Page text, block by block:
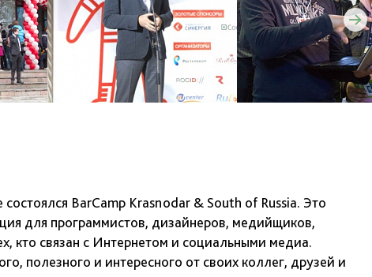
BarCamp Krasnodar & South of Russia. Это
для программистов, дизайнеров, медийщиков,
кто связан с Интернетом и социальными медиа.
полезного и интересного от своих коллег, друзей и